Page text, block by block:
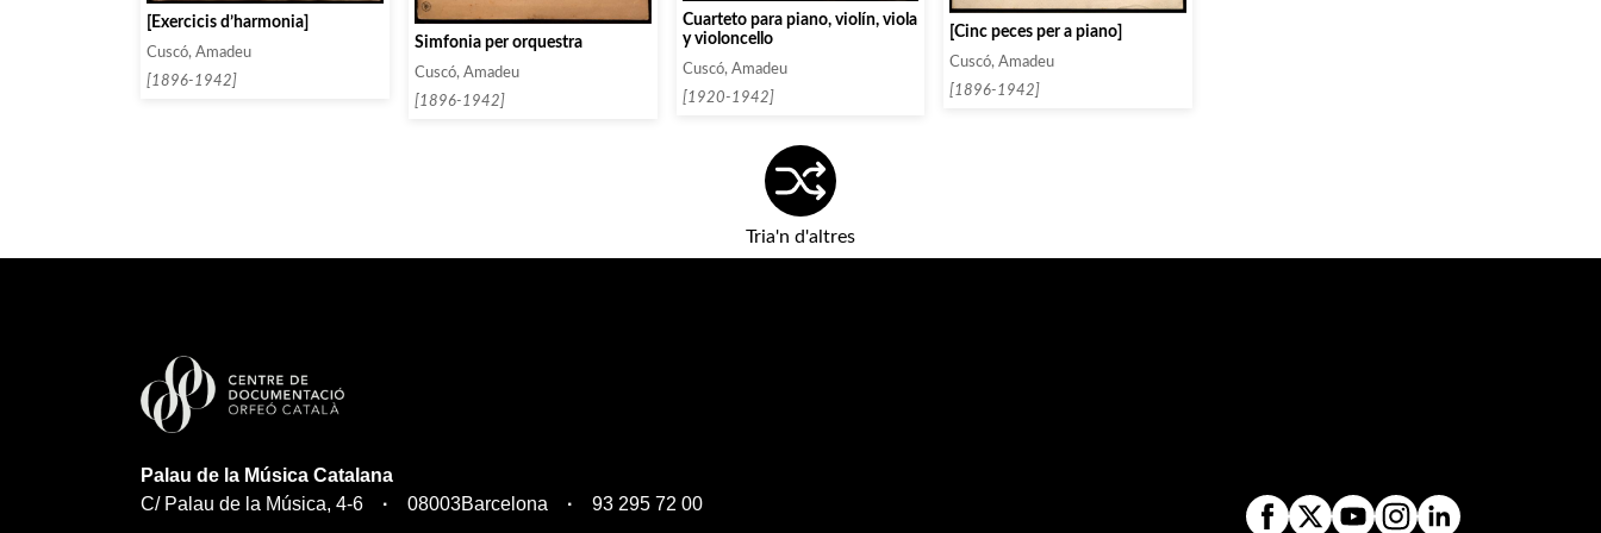
[Exercicis d’harmonia]
Cuscó, Amadeu
[1896-1942]
Simfonia per orquestra
Cuscó, Amadeu
[1896-1942]
Cuarteto para piano, violín, viola
y violoncello
Cuscó, Amadeu
[1920-1942]
[Cinc peces per a piano]
Cuscó, Amadeu
[1896-1942]
Tria'n d'altres
Palau de la Música Catalana
C/ Palau de la Música, 4-6
08003Barcelona 93 295 72 00